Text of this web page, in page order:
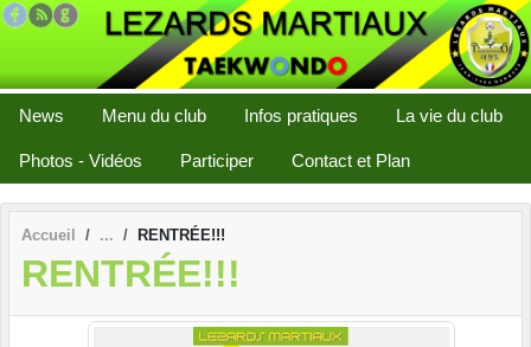
News Menu du club Infos pratiques La vie du club
Photos - Vidéos Participer Contact et Plan
Accueil RENTRÉE!!!
RENTRÉE!!!
Panneau de gestion des cookies